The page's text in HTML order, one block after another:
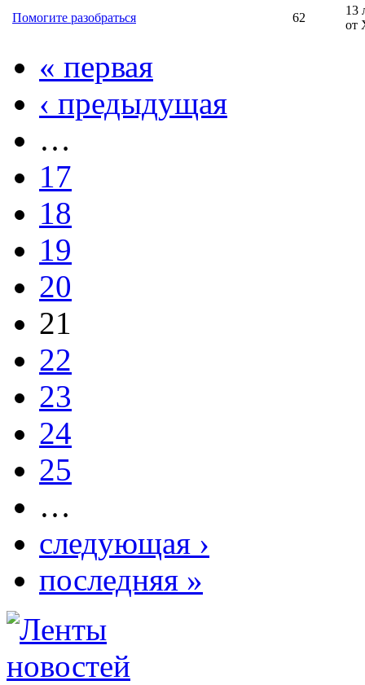
Помогите разобраться
62
13
от
« первая
‹ предыдущая
…
17
18
19
20
21
22
23
24
25
…
следующая ›
последняя »